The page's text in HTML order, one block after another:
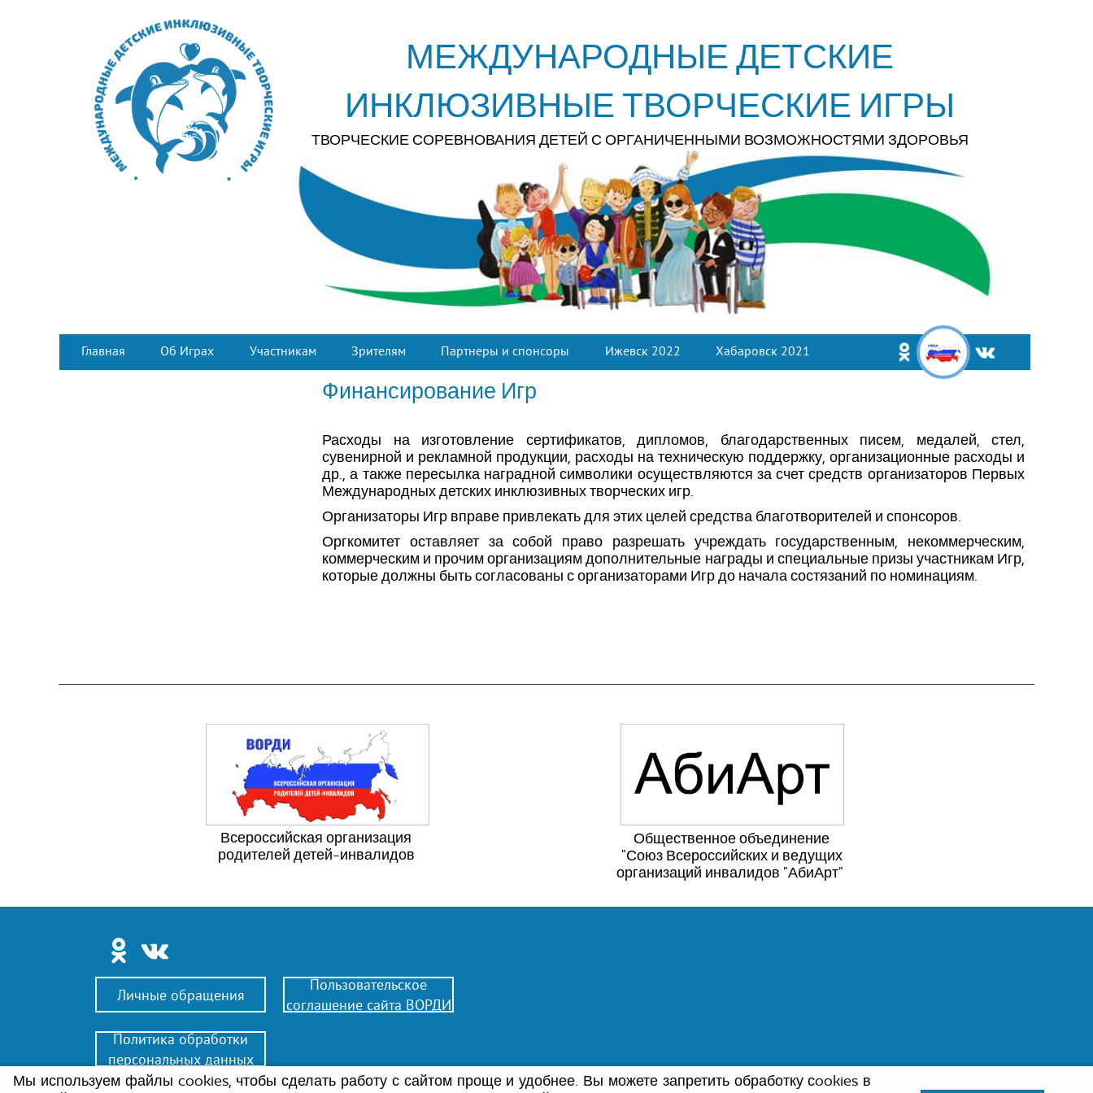
Главная Об Играх Участникам Зрителям Партнеры и спонсоры Ижевск 2022 Хабаровск 2021
МЕЖДУНАРОДНЫЕ ДЕТСКИЕ
ИНКЛЮЗИВНЫЕ ТВОРЧЕСКИЕ ИГРЫ
ТВОРЧЕСКИЕ СОРЕВНОВАНИЯ ДЕТЕЙ С ОРГАНИЧЕННЫМИ ВОЗМОЖНОСТЯМИ ЗДОРОВЬЯ
Расходы на изготовление сертификатов, дипломов, благодарственных писем, медалей, стел,
сувенирной и рекламной продукции, расходы на техническую поддержку, организационные расходы и
др., а также пересылка наградной символики осуществляются за счет средств организаторов Первых
Международных детских инклюзивных творческих игр.
Организаторы Игр вправе привлекать для этих целей средства благотворителей и спонсоров.
Оргкомитет оставляет за собой право разрешать учреждать государственным, некоммерческим,
коммерческим и прочим организациям дополнительные награды и специальные призы участникам Игр,
которые должны быть согласованы с организаторами Игр до начала состязаний по номинациям.
Финансирование Игр
Всероссийская организация
родителей детей-инвалидов
Общественное объединение
"Союз Всероссийских и ведущих
организаций инвалидов "АбиАрт"
Пользовательское
соглашение сайта ВОРДИ
Создание сайта - Алексей Сеник
Личные обращения
Политика обработки
персональных данных
Мы используем файлы cookies, чтобы сделать работу с сайтом проще и удобнее. Вы можете запретить обработку сookies в